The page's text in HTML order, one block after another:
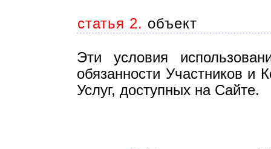
статья 2. объект
Эти условия
обязанности Участников и
Услуг, доступных на Сайте.